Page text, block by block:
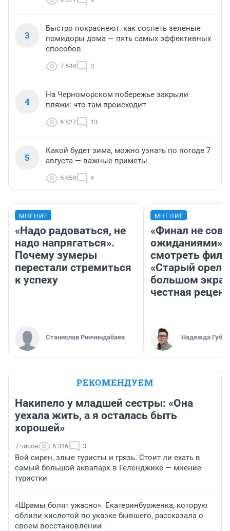
3
Быстро покраснеют: как соспеть зеленые
помидоры дома — пять самых эффективных
способов
7 548 3
4
На Черноморском побережье закрыли
пляжи: что там происходит
6 827 13
5
Какой будет зима, можно узнать по погоде 7
августа — важные приметы
5 858 4
МНЕНИЕ
«Надо радоваться, не
надо напрягаться».
Почему зумеры
перестали стремиться
к успеху
Станислав Ринчиндабаев
МНЕНИЕ
«Финал не
ожиданиями»:
смотреть
«Старый орел»
большом
честная
Надежда
РЕКОМЕНДУЕМ
Накипело у младшей сестры: «Она
уехала жить, а я осталась быть
хорошей»
7 часов 6 316 3
Вой сирен, злые туристы и грязь. Стоит ли ехать в
самый большой аквапарк в Геленджике — мнение
туристки
«Шрамы болят ужасно». Екатеринбурженка, которую
облили кислотой по указке бывшего, рассказала о
своем восстановлении